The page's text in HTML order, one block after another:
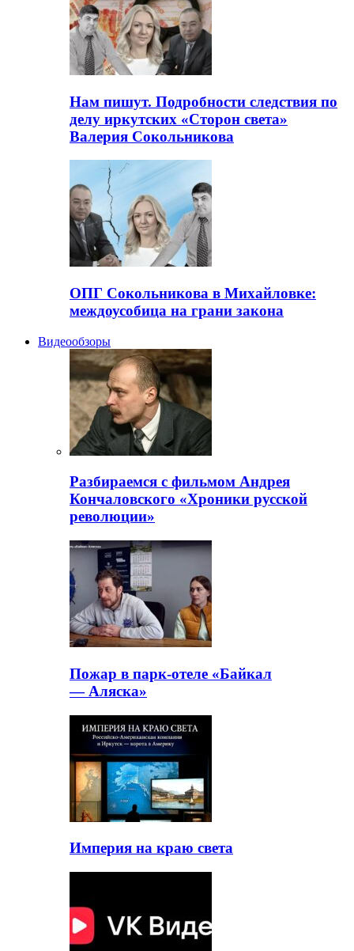
Нам пишут. Подробности следствия по
делу иркутских «Сторон света»
Валерия Сокольникова
ОПГ Сокольникова в Михайловке:
междоусобица на грани закона
Видеообзоры
Разбираемся с фильмом Андрея
Кончаловского «Хроники русской
революции»
Пожар в парк-отеле «Байкал
— Аляска»
Империя на краю света